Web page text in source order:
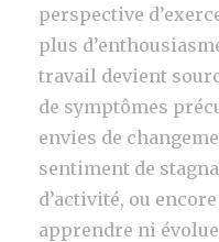
perspective
plus
travail devient
de symptômes
envies de
sentiment de
d’activité, ou
apprendre ni